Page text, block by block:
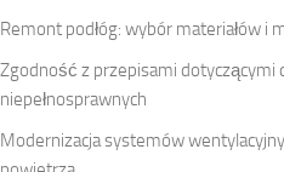
Remont podłóg: wybór materiałów i
Zgodność z przepisami dotyczącymi
niepełnosprawnych
Modernizacja systemów